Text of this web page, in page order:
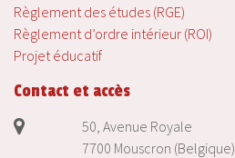
Règlement des études (RGE)
Règlement d’ordre intérieur (ROI)
Projet éducatif
Contact et accès
50, Avenue Royale
7700 Mouscron (Belgique)